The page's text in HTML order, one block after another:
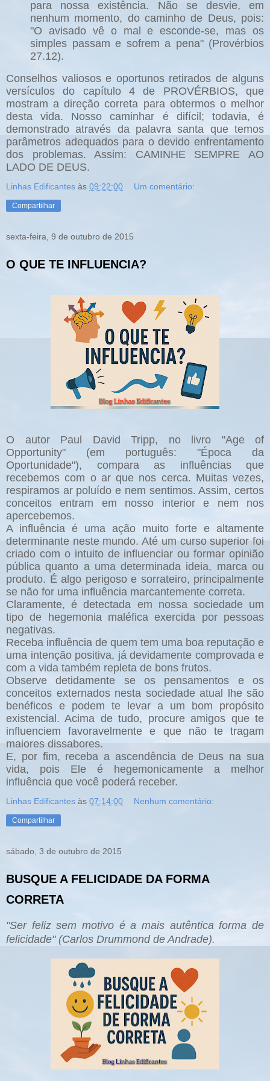
para nossa existência. Não se desvie, em
nenhum momento, do caminho de Deus, pois:
"O avisado vê o mal e esconde-se, mas os
simples passam e sofrem a pena" (Provérbios
27.12).
Conselhos valiosos e oportunos retirados de alguns
versículos do capítulo 4 de PROVÉRBIOS, que
mostram a direção correta para obtermos o melhor
desta vida. Nosso caminhar é difícil; todavia, é
demonstrado através da palavra santa que temos
parâmetros adequados para o devido enfrentamento
dos problemas. Assim: CAMINHE SEMPRE AO
LADO DE DEUS.
Linhas Edificantes às 09:22:00 Um comentário:
Compartilhar
sexta-feira, 9 de outubro de 2015
O QUE TE INFLUENCIA?
O autor Paul David Tripp, no livro "Age of
Opportunity" (em português: "Época da
Oportunidade"), compara as influências que
recebemos com o ar que nos cerca. Muitas vezes,
respiramos ar poluído e nem sentimos. Assim, certos
conceitos entram em nosso interior e nem nos
apercebemos.
A influência é uma ação muito forte e altamente
determinante neste mundo. Até um curso superior foi
criado com o intuito de influenciar ou formar opinião
pública quanto a uma determinada ideia, marca ou
produto. É algo perigoso e sorrateiro, principalmente
se não for uma influência marcantemente correta.
Claramente, é detectada em nossa sociedade um
tipo de hegemonia maléfica exercida por pessoas
negativas.
Receba influência de quem tem uma boa reputação e
uma intenção positiva, já devidamente comprovada e
com a vida também repleta de bons frutos.
Observe detidamente se os pensamentos e os
conceitos externados nesta sociedade atual lhe são
benéficos e podem te levar a um bom propósito
existencial. Acima de tudo, procure amigos que te
influenciem favoravelmente e que não te tragam
maiores dissabores.
E, por fim, receba a ascendência de Deus na sua
vida, pois Ele é hegemonicamente a melhor
influência que você poderá receber.
Linhas Edificantes às 07:14:00 Nenhum comentário:
Compartilhar
sábado, 3 de outubro de 2015
BUSQUE A FELICIDADE DA FORMA
CORRETA
"Ser feliz sem motivo é a mais autêntica forma de
felicidade" (Carlos Drummond de Andrade).